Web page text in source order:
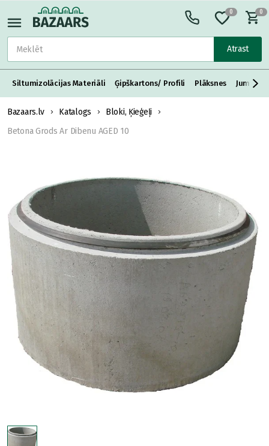
Atrast
0 0
Siltumizolācijas Materiāli Ģipškartons/ Profili Plāksnes Jumta
Bazaars.lv Katalogs
Bloki, Ķieģeļi
Betona Grods Ar Dibenu AGED 10